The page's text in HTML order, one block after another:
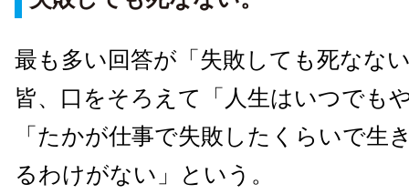
最も多い回答が「失敗しても死なな
皆、口をそろえて「人生はいつでも
「たかが仕事で失敗したくらいで生
るわけがない」という。